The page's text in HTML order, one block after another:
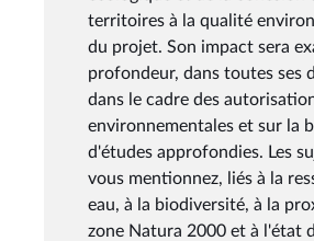
territoires à la qualité
du projet. Son impact sera
profondeur, dans toutes ses
dans le cadre des
environnementales et sur la
d'études approfondies. Les
vous mentionnez, liés à la
eau, à la biodiversité, à la
zone Natura 2000 et à l'état